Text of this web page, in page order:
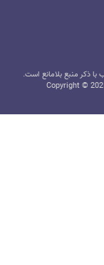
ذکر منبع بلامانع است.
Copyright ©